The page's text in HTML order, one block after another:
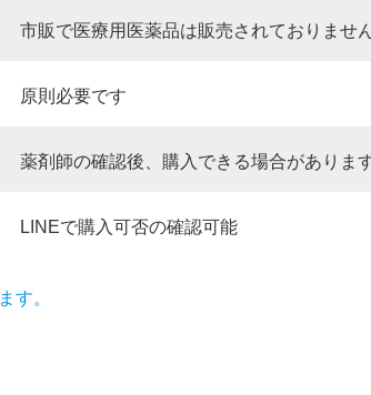
市販で医療用医薬品は販売されておりませ
原則必要です
薬剤師の確認後、購入できる場合がありま
LINEで購入可否の確認可能
す。